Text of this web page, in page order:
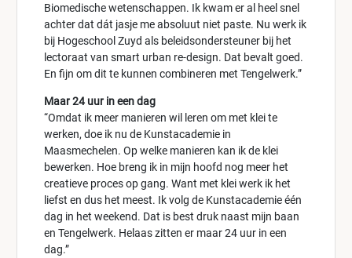
Biomedische wetenschappen. Ik kwam er al heel snel
achter dat dát jasje me absoluut niet paste. Nu werk ik
bij Hogeschool Zuyd als beleidsondersteuner bij het
lectoraat van smart urban re-design. Dat bevalt goed.
En fijn om dit te kunnen combineren met Tengelwerk.”
Maar 24 uur in een dag
“Omdat ik meer manieren wil leren om met klei te
werken, doe ik nu de Kunstacademie in
Maasmechelen. Op welke manieren kan ik de klei
bewerken. Hoe breng ik in mijn hoofd nog meer het
creatieve proces op gang. Want met klei werk ik het
liefst en dus het meest. Ik volg de Kunstacademie één
dag in het weekend. Dat is best druk naast mijn baan
en Tengelwerk. Helaas zitten er maar 24 uur in een
dag.”